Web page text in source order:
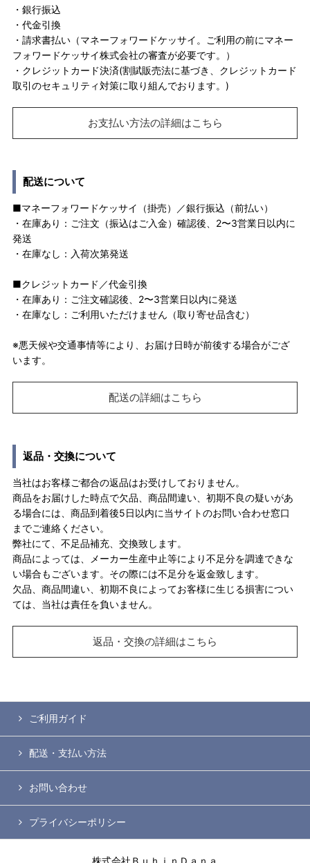
・銀行振込
・代金引換
・請求書払い（マネーフォワードケッサイ。ご利用の前にマネー
フォワードケッサイ株式会社の審査が必要です。）
・クレジットカード決済(割賦販売法に基づき、クレジットカード
取引のセキュリティ対策に取り組んでおります。)
お支払い方法の詳細はこちら
配送について
■マネーフォワードケッサイ（掛売）／銀行振込（前払い）
・在庫あり：ご注文（振込はご入金）確認後、2〜3営業日以内に
発送
・在庫なし：入荷次第発送
■クレジットカード／代金引換
・在庫あり：ご注文確認後、2〜3営業日以内に発送
・在庫なし：ご利用いただけません（取り寄せ品含む）
※悪天候や交通事情等により、お届け日時が前後する場合がござ
います。
配送の詳細はこちら
返品・交換について
当社はお客様ご都合の返品はお受けしておりません。
商品をお届けした時点で欠品、商品間違い、初期不良の疑いがあ
る場合には、商品到着後5日以内に当サイトのお問い合わせ窓口
までご連絡ください。
弊社にて、不足品補充、交換致します。
商品によっては、メーカー生産中止等により不足分を調達できな
い場合もございます。その際には不足分を返金致します。
欠品、商品間違い、初期不良によってお客様に生じる損害につい
ては、当社は責任を負いません。
返品・交換の詳細はこちら
ご利用ガイド
配送・支払い方法
お問い合わせ
プライバシーポリシー